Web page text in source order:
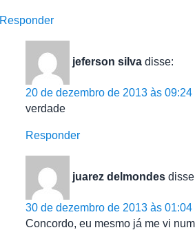
Responder
jeferson silva disse:
20 de dezembro de 2013 às 09:24
verdade
Responder
juarez delmondes
30 de dezembro de 2013 às 01:04
Concordo, eu mesmo já me vi